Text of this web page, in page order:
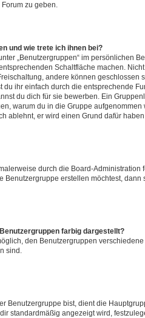
zu geben.
und wie trete ich ihnen bei?
„Benutzergruppen“ im persönlichen
Schaltfläche machen.
andere können geschlossen
du ihr einfach durch die entsprechende
du dich für sie bewerben. Ein
warum du in die Gruppe
ablehnt, er wird einen Grund dafür
durch die Board-Administration
Benutzergruppe erstellen möchtest, dann
farbig dargestellt?
den Benutzergruppen
sind.
Benutzergruppe bist, dient die
standardmäßig angezeigt wird,